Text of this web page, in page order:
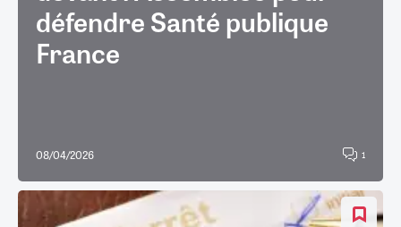
défendre Santé publique
France
08/04/2026 1